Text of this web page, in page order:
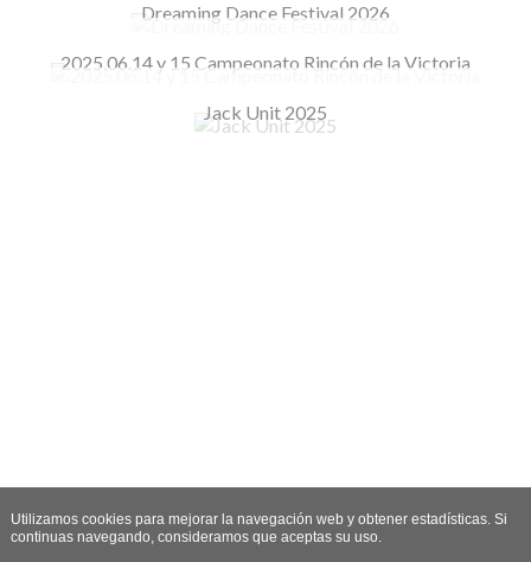
Dreaming Dance Festival 2026
2025.06.14 y 15 Campeonato Rincón de la Victoria
Jack Unit 2025
Utilizamos cookies para mejorar la navegación web y obtener estadísticas. Si
continuas navegando, consideramos que aceptas su uso.